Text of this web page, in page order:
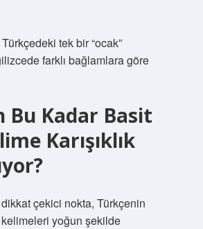
tek bir “ocak”
farklı bağlamlara göre
Bu Kadar Basit
Karışıklık
çekici nokta, Türkçenin
yoğun şekilde